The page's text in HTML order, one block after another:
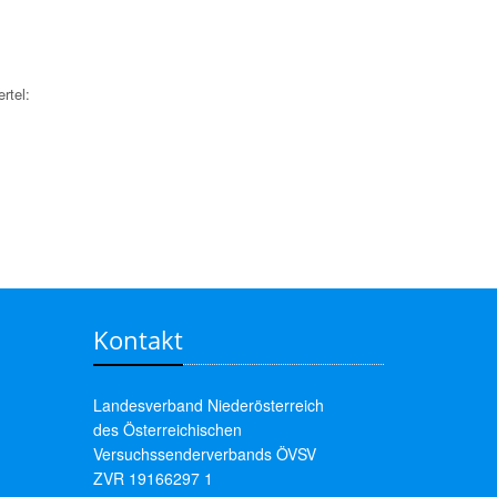
Kontakt
Landesverband Niederösterreich
des Österreichischen
Versuchssenderverbands ÖVSV
ZVR 19166297 1